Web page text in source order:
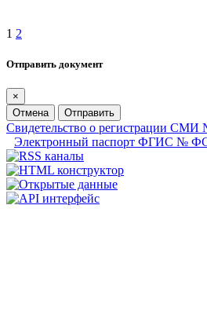
1 2
Отправить документ
×
Отмена
Отправить
Свидетельство о регистрации
Электронный паспорт ФГИС №